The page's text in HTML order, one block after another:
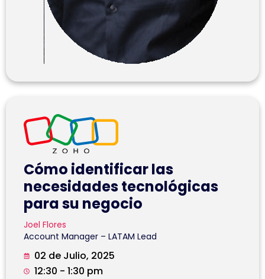
Cómo identificar las
necesidades tecnológicas
para su negocio
Joel Flores
Account Manager – LATAM Lead
02 de Julio, 2025
12:30 - 1:30 pm